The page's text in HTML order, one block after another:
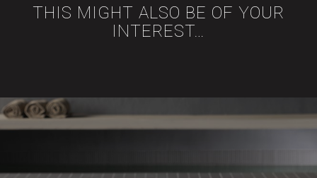
THIS MIGHT ALSO BE OF YOUR
INTEREST…